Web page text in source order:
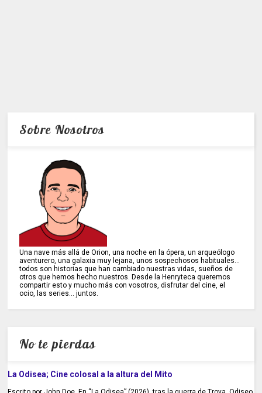
Sobre Nosotros
Una nave más allá de Orion, una noche en la ópera, un arqueólogo
aventurero, una galaxia muy lejana, unos sospechosos habituales...
todos son historias que han cambiado nuestras vidas, sueños de
otros que hemos hecho nuestros. Desde la Henryteca queremos
compartir esto y mucho más con vosotros, disfrutar del cine, el
ocio, las series... juntos.
No te pierdas
La Odisea; Cine colosal a la altura del Mito